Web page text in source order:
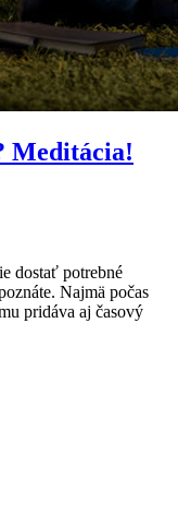
Meditácia!
dostať potrebné
Najmä počas
pridáva aj časový